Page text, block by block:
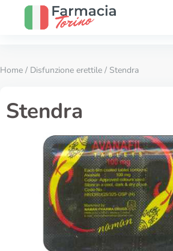
Home / Disfunzione erettile / Stendra
Stendra